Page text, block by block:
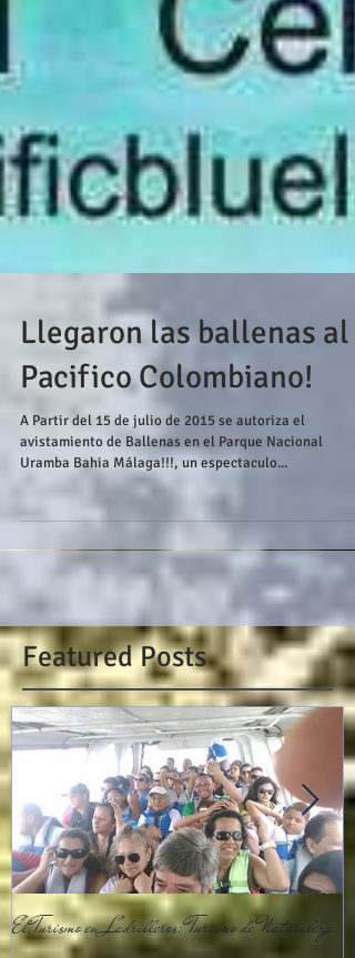
Llegaron las ballenas al
Pacifico Colombiano!
A Partir del 15 de julio de 2015 se autoriza el
avistamiento de Ballenas en el Parque Nacional
Uramba Bahia Málaga!!!, un espectaculo...
Featured Posts